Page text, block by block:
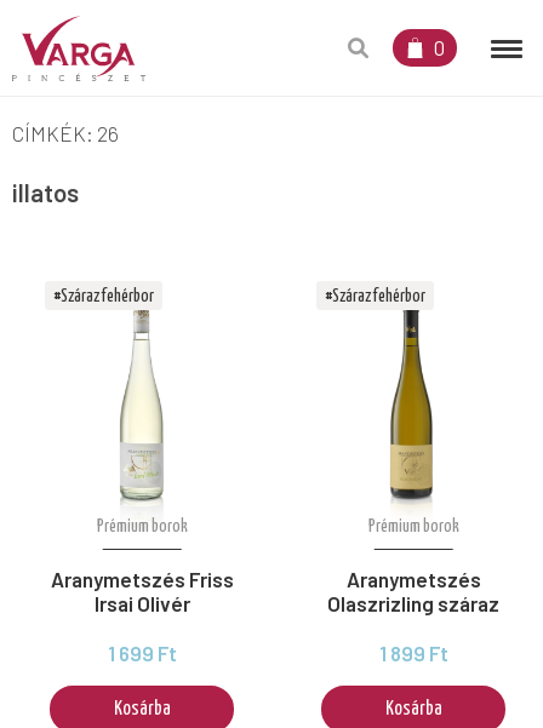
0
CÍMKÉK: 26
illatos
Prémium borok
Aranymetszés Friss
Irsai Olivér
1 699 Ft
Kosárba
#Száraz fehérbor
Prémium borok
Aranymetszés
Olaszrizling száraz
1 899 Ft
Kosárba
#Száraz fehérbor